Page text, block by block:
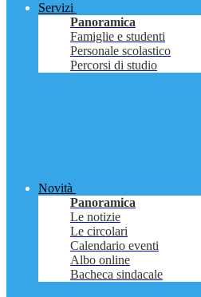
Servizi
Panoramica
Famiglie e studenti
Personale scolastico
Percorsi di studio
Novità
Panoramica
Le notizie
Le circolari
Calendario eventi
Albo online
Bacheca sindacale